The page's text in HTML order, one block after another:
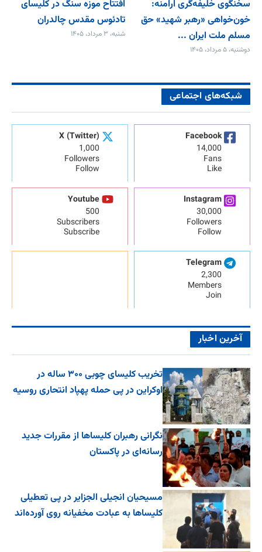
سخنگوی خلیفه‌گری ارامنه:
خون‌خواهی «رهبر شهید» حق
مسلم ملت ایران ...
دوشنبه، ۵ مرداد، ۱۴۰۵
افتتاح موزه سنگ در کلیسای
تادئوس مقدس چالدران
شنبه، ۳ مرداد، ۱۴۰۵
شبکه‌های اجتماعی
Facebook
14,000
Fans
Like
X (Twitter)
1,000
Followers
Follow
Instagram
30,000
Followers
Follow
Youtube
500
Subscribers
Subscribe
Telegram
2,300
Members
Join
آخرین اخبار
تخریب کلیسای چوبی ۳۰۰ ساله در
اوکراین در پی حمله پهپاد انتحاری روسیه
نگرانی رهبران کلیساها از مقررات جدید
رسانه‌ای در پاکستان
مسیحیان انجیلی الجزایر در پی تعطیلی
کلیساها به عبادت مخفیانه روی آورده‌اند